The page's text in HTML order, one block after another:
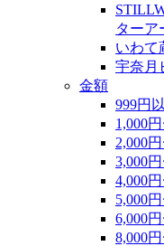
ターア
いわて
宇奈月
金額
999円
1,000
2,000
3,000
4,000
5,000
6,000
8,000